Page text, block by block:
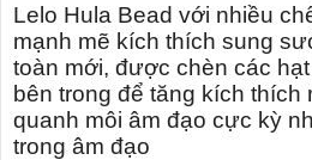
Lelo Hula Bead với nhiều
mạnh mẽ kích thích sung
toàn mới, được chèn các
bên trong để tăng kích thích
quanh môi âm đạo cực kỳ
trong âm đạo